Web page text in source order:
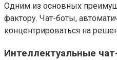
Одним из основных
фактору. Чат-боты,
концентрироваться на
Интеллектуальные